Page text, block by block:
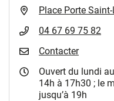
Place Porte
04 67 69 75 82
Contacter
Ouvert du lundi
14h à 17h30 ; le
jusqu’à 19h